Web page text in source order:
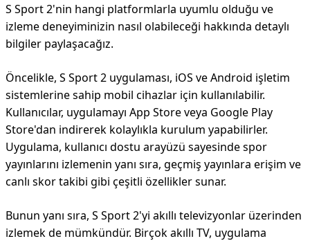
S Sport 2'nin hangi platformlarla uyumlu olduğu ve
izleme deneyiminizin nasıl olabileceği hakkında detaylı
bilgiler paylaşacağız.
Öncelikle, S Sport 2 uygulaması, iOS ve Android işletim
sistemlerine sahip mobil cihazlar için kullanılabilir.
Kullanıcılar, uygulamayı App Store veya Google Play
Store'dan indirerek kolaylıkla kurulum yapabilirler.
Uygulama, kullanıcı dostu arayüzü sayesinde spor
yayınlarını izlemenin yanı sıra, geçmiş yayınlara erişim ve
canlı skor takibi gibi çeşitli özellikler sunar.
Bunun yanı sıra, S Sport 2'yi akıllı televizyonlar üzerinden
izlemek de mümkündür. Birçok akıllı TV, uygulama